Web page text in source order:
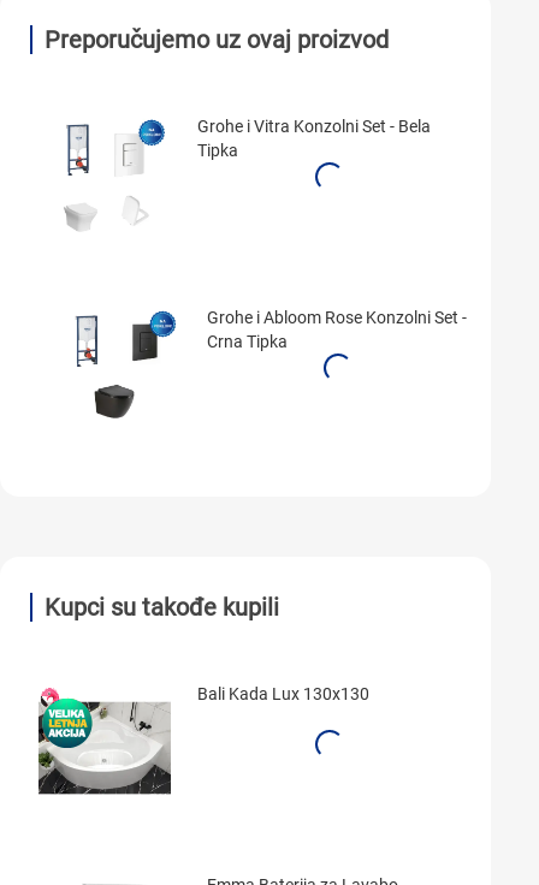
Preporučujemo uz ovaj proizvod
Grohe i Vitra Konzolni Set - Bela
Tipka
Grohe i Abloom Rose Konzolni Set -
Crna Tipka
Kupci su takođe kupili
Bali Kada Lux 130x130